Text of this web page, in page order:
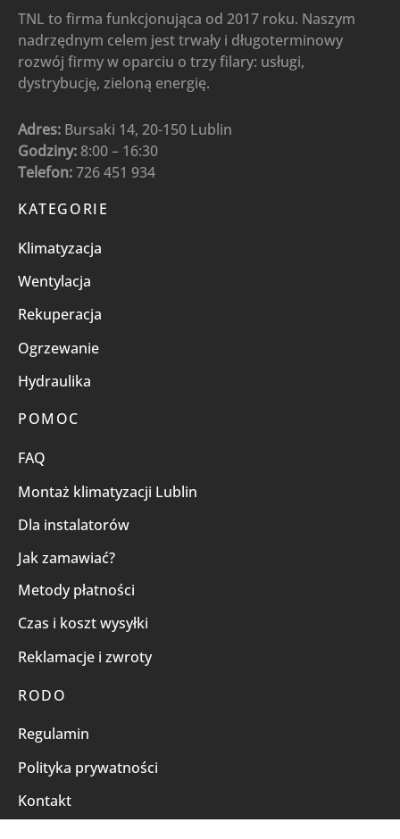
TNL to firma funkcjonująca od 2017 roku. Naszym
nadrzędnym celem jest trwały i długoterminowy
rozwój firmy w oparciu o trzy filary: usługi,
dystrybucję, zieloną energię.
Adres: Bursaki 14, 20-150 Lublin
Godziny: 8:00 – 16:30
Telefon:726 451 934
KATEGORIE
Klimatyzacja
Wentylacja
Rekuperacja
Ogrzewanie
Hydraulika
POMOC
FAQ
Montaż klimatyzacji Lublin
Dla instalatorów
Jak zamawiać?
Metody płatności
Czas i koszt wysyłki
Reklamacje i zwroty
RODO
Regulamin
Polityka prywatności
Kontakt